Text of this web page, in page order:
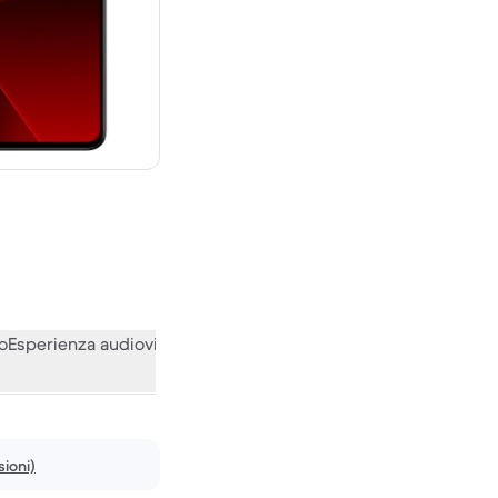
€ del nuovo
Esperienza audiovisiva